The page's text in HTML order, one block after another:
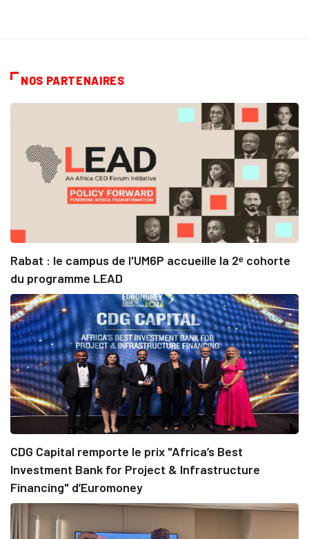
NOS PARTENAIRES
Rabat : le campus de l'UM6P accueille la 2ᵉ cohorte
du programme LEAD
CDG Capital remporte le prix "Africa’s Best
Investment Bank for Project & Infrastructure
Financing" d’Euromoney